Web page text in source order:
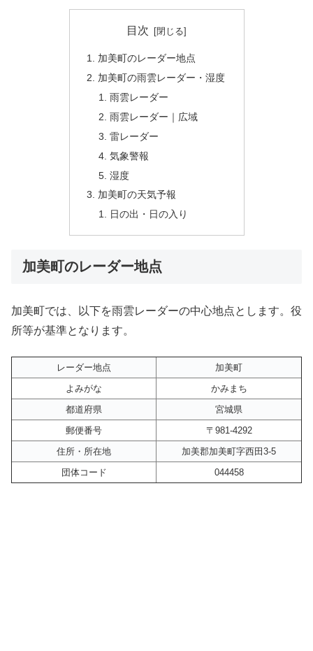
目次
加美町のレーダー地点
加美町の雨雲レーダー・湿度
雨雲レーダー
雨雲レーダー｜広域
雷レーダー
気象警報
湿度
加美町の天気予報
日の出・日の入り
加美町のレーダー地点
加美町では、以下を雨雲レーダーの中心地点とします。役
所等が基準となります。
レーダー地点
加美町
よみがな
かみまち
都道府県
宮城県
郵便番号
〒981-4292
住所・所在地
加美郡加美町字西田3-5
団体コード
044458